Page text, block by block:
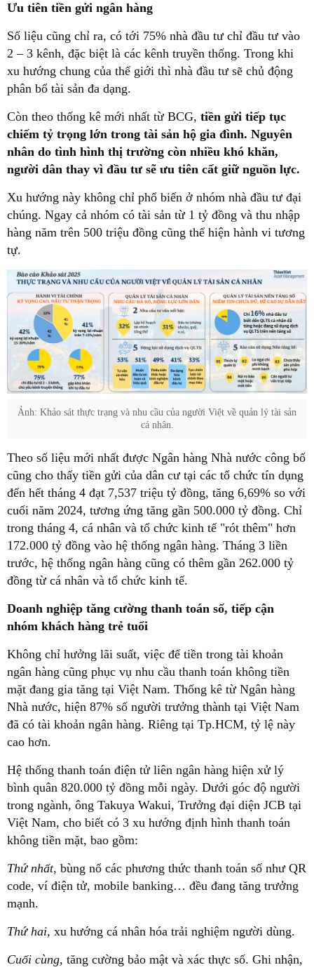
Ưu tiên tiền gửi ngân hàng
Số liệu cũng chỉ ra, có tới 75% nhà đầu tư chỉ đầu tư vào
2 – 3 kênh, đặc biệt là các kênh truyền thống. Trong khi
xu hướng chung của thế giới thì nhà đầu tư sẽ chủ động
phân bổ tài sản đa dạng.
Còn theo thống kê mới nhất từ BCG, tiền gửi tiếp tục
chiếm tỷ trọng lớn trong tài sản hộ gia đình. Nguyên
nhân do tình hình thị trường còn nhiều khó khăn,
người dân thay vì đầu tư sẽ ưu tiên cất giữ nguồn lực.
Xu hướng này không chỉ phổ biến ở nhóm nhà đầu tư đại
chúng. Ngay cả nhóm có tài sản từ 1 tỷ đồng và thu nhập
hàng năm trên 500 triệu đồng cũng thể hiện hành vi tương
tự.
Ảnh: Khảo sát thực trạng và nhu cầu của người Việt về quản lý tài sản
cá nhân.
Theo số liệu mới nhất được Ngân hàng Nhà nước công bố
cũng cho thấy tiền gửi của dân cư tại các tổ chức tín dụng
đến hết tháng 4 đạt 7,537 triệu tỷ đồng, tăng 6,69% so với
cuối năm 2024, tương ứng tăng gần 500.000 tỷ đồng. Chỉ
trong tháng 4, cá nhân và tổ chức kinh tế "rót thêm" hơn
172.000 tỷ đồng vào hệ thống ngân hàng. Tháng 3 liền
trước, hệ thống ngân hàng cũng có thêm gần 262.000 tỷ
đồng từ cá nhân và tổ chức kinh tế.
Doanh nghiệp tăng cường thanh toán số, tiếp cận
nhóm khách hàng trẻ tuổi
Không chỉ hưởng lãi suất, việc để tiền trong tài khoản
ngân hàng cũng phục vụ nhu cầu thanh toán không tiền
mặt đang gia tăng tại Việt Nam. Thống kê từ Ngân hàng
Nhà nước, hiện 87% số người trưởng thành tại Việt Nam
đã có tài khoản ngân hàng. Riêng tại Tp.HCM, tỷ lệ này
cao hơn.
Hệ thống thanh toán điện tử liên ngân hàng hiện xử lý
bình quân 820.000 tỷ đồng mỗi ngày. Dưới góc độ người
trong ngành, ông Takuya Wakui, Trưởng đại diện JCB tại
Việt Nam, cho biết có 3 xu hướng định hình thanh toán
không tiền mặt, bao gồm:
Thứ nhất, bùng nổ các phương thức thanh toán số như QR
code, ví điện tử, mobile banking… đều đang tăng trưởng
mạnh.
Thứ hai, xu hướng cá nhân hóa trải nghiệm người dùng.
Cuối cùng, tăng cường bảo mật và xác thực số. Ghi nhận,